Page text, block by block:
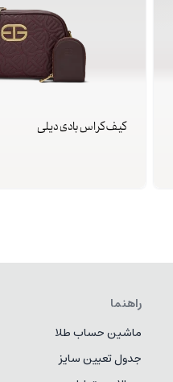
کیف کراس بادی دیلی
راهنما
ماشین حساب طلا
جدول تعیین سایز